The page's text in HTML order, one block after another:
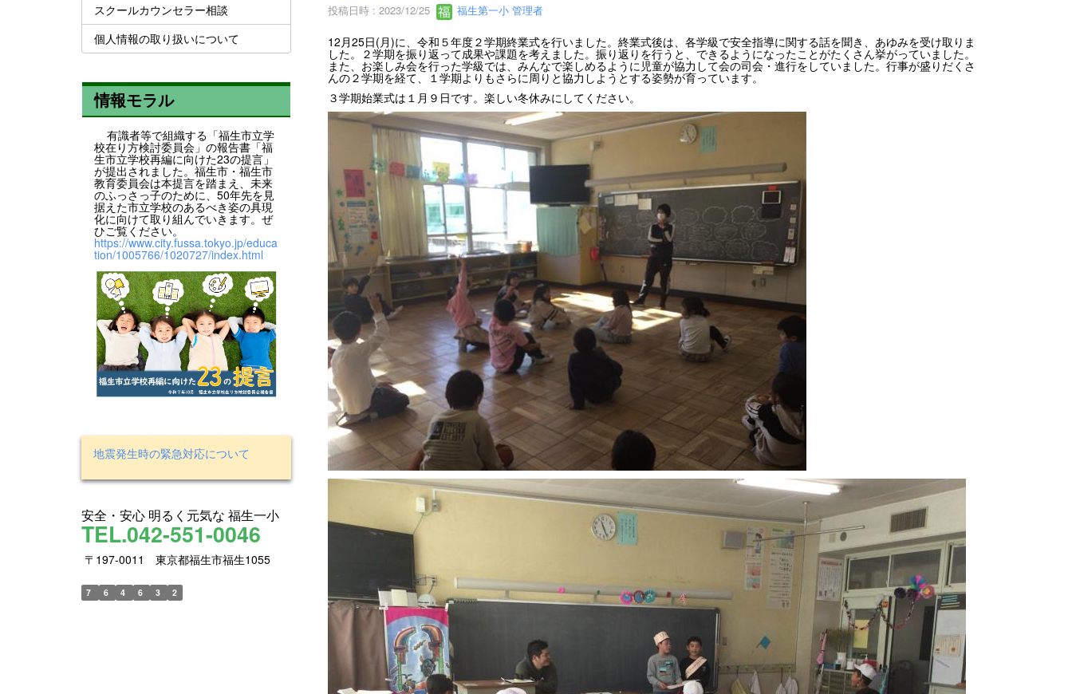
投稿日時 : 2023/12/25 福生第一小 管理者
12月25日(月)に、令和５年度２学期終業式を行いました。終業式後は、各学級で安全指導に関する話を聞き、あゆみを受け取りま
した。２学期を振り返って成果や課題を考えました。振り返りを行うと、できるようになったことがたくさん挙がっていました。
また、お楽しみ会を行った学級では、みんなで楽しめるように児童が協力して会の司会・進行をしていました。行事が盛りだくさ
んの２学期を経て、１学期よりもさらに周りと協力しようとする姿勢が育っています。
３学期始業式は１月９日です。楽しい冬休みにしてください。
スクールカウンセラー相談
個人情報の取り扱いについて
情報モラル
有識者等で組織する「福生市立学
校在り方検討委員会」の報告書「福
生市立学校再編に向けた23の提言」
が提出されました。福生市・福生市
教育委員会は本提言を踏まえ、未来
のふっさっ子のために、50年先を見
据えた市立学校のあるべき姿の具現
化に向けて取り組んでいきます。ぜ
ひご覧ください。
https://www.city.fussa.tokyo.jp/educa
tion/1005766/1020727/index.html
地震発生時の緊急対応について
安全・安心 明るく元気な 福生一小
TEL.042-551-0046
〒197-0011 東京都福生市福生1055
7 6 4 6 3 2